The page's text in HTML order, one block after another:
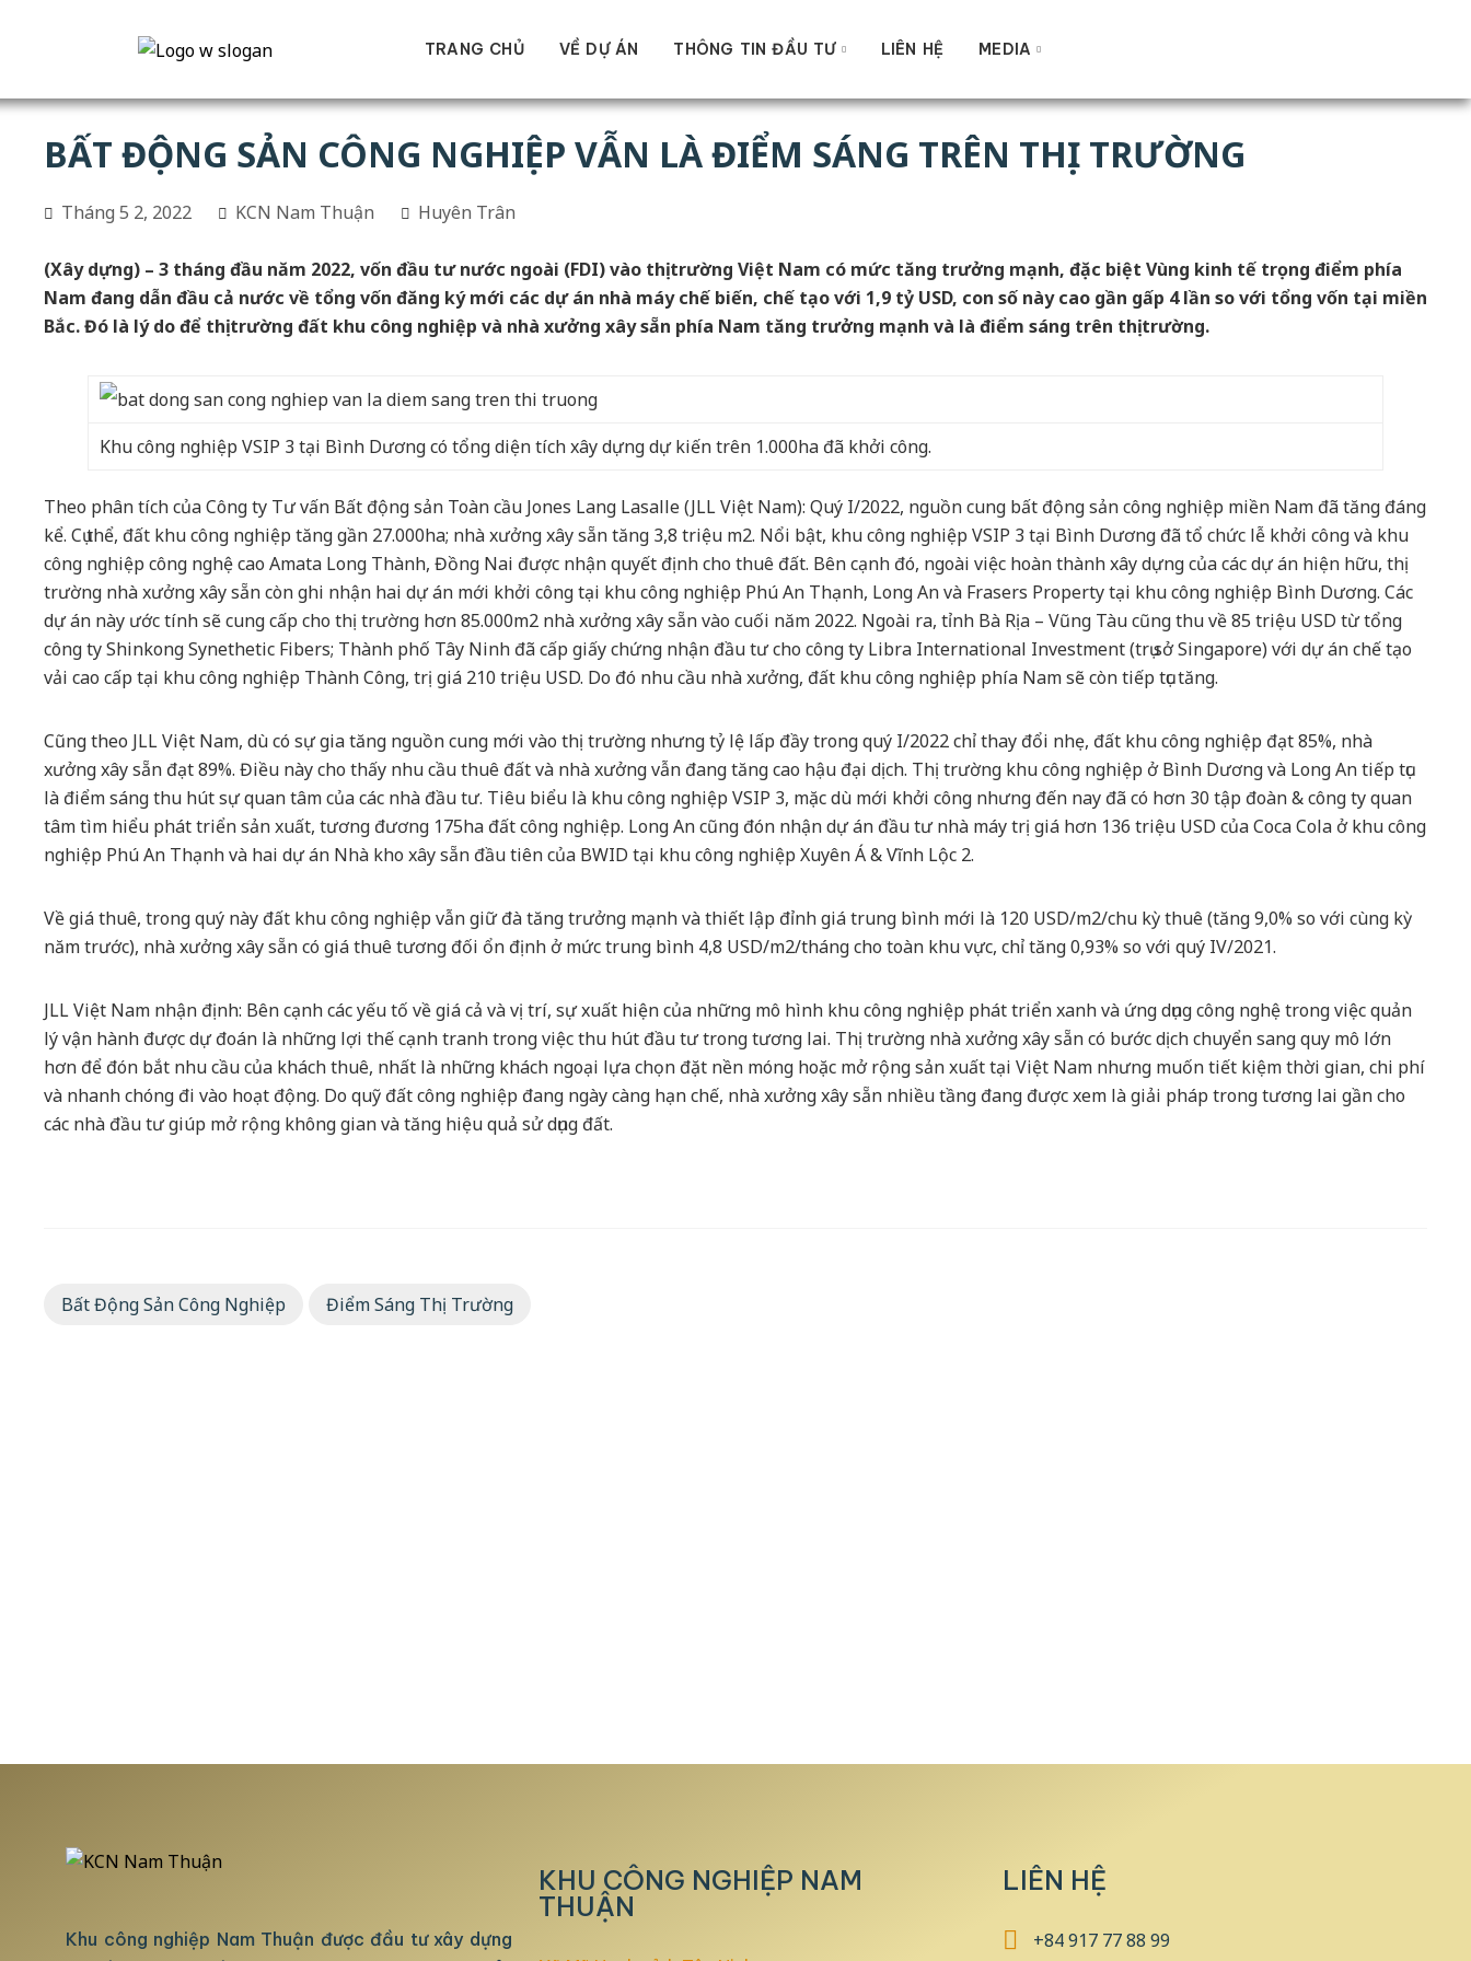
TRANG CHỦ VỀ DỰ ÁN THÔNG TIN ĐẦU TƯ LIÊN HỆ MEDIA
BẤT ĐỘNG SẢN CÔNG NGHIỆP VẪN LÀ ĐIỂM SÁNG TRÊN THỊ TRƯỜNG
Tháng 5 2, 2022 KCN Nam Thuận Huyên Trân
(Xây dựng) – 3 tháng đầu năm 2022, vốn đầu tư nước ngoài (FDI) vào thị trường Việt Nam có mức tăng trưởng mạnh, đặc biệt Vùng kinh tế trọng điểm phía
Nam đang dẫn đầu cả nước về tổng vốn đăng ký mới các dự án nhà máy chế biến, chế tạo với 1,9 tỷ USD, con số này cao gần gấp 4 lần so với tổng vốn tại miền
Bắc. Đó là lý do để thị trường đất khu công nghiệp và nhà xưởng xây sẵn phía Nam tăng trưởng mạnh và là điểm sáng trên thị trường.
Khu công nghiệp VSIP 3 tại Bình Dương có tổng diện tích xây dựng dự kiến trên 1.000ha đã khởi công.
Theo phân tích của Công ty Tư vấn Bất động sản Toàn cầu Jones Lang Lasalle (JLL Việt Nam): Quý I/2022, nguồn cung bất động sản công nghiệp miền Nam đã tăng đáng
kể. Cụ thể, đất khu công nghiệp tăng gần 27.000ha; nhà xưởng xây sẵn tăng 3,8 triệu m2. Nổi bật, khu công nghiệp VSIP 3 tại Bình Dương đã tổ chức lễ khởi công và khu
công nghiệp công nghệ cao Amata Long Thành, Đồng Nai được nhận quyết định cho thuê đất. Bên cạnh đó, ngoài việc hoàn thành xây dựng của các dự án hiện hữu, thị
trường nhà xưởng xây sẵn còn ghi nhận hai dự án mới khởi công tại khu công nghiệp Phú An Thạnh, Long An và Frasers Property tại khu công nghiệp Bình Dương. Các
dự án này ước tính sẽ cung cấp cho thị trường hơn 85.000m2 nhà xưởng xây sẵn vào cuối năm 2022. Ngoài ra, tỉnh Bà Rịa – Vũng Tàu cũng thu về 85 triệu USD từ tổng
công ty Shinkong Synethetic Fibers; Thành phố Tây Ninh đã cấp giấy chứng nhận đầu tư cho công ty Libra International Investment (trụ sở Singapore) với dự án chế tạo
vải cao cấp tại khu công nghiệp Thành Công, trị giá 210 triệu USD. Do đó nhu cầu nhà xưởng, đất khu công nghiệp phía Nam sẽ còn tiếp tục tăng.
Cũng theo JLL Việt Nam, dù có sự gia tăng nguồn cung mới vào thị trường nhưng tỷ lệ lấp đầy trong quý I/2022 chỉ thay đổi nhẹ, đất khu công nghiệp đạt 85%, nhà
xưởng xây sẵn đạt 89%. Điều này cho thấy nhu cầu thuê đất và nhà xưởng vẫn đang tăng cao hậu đại dịch. Thị trường khu công nghiệp ở Bình Dương và Long An tiếp tục
là điểm sáng thu hút sự quan tâm của các nhà đầu tư. Tiêu biểu là khu công nghiệp VSIP 3, mặc dù mới khởi công nhưng đến nay đã có hơn 30 tập đoàn & công ty quan
tâm tìm hiểu phát triển sản xuất, tương đương 175ha đất công nghiệp. Long An cũng đón nhận dự án đầu tư nhà máy trị giá hơn 136 triệu USD của Coca Cola ở khu công
nghiệp Phú An Thạnh và hai dự án Nhà kho xây sẵn đầu tiên của BWID tại khu công nghiệp Xuyên Á & Vĩnh Lộc 2.
Về giá thuê, trong quý này đất khu công nghiệp vẫn giữ đà tăng trưởng mạnh và thiết lập đỉnh giá trung bình mới là 120 USD/m2/chu kỳ thuê (tăng 9,0% so với cùng kỳ
năm trước), nhà xưởng xây sẵn có giá thuê tương đối ổn định ở mức trung bình 4,8 USD/m2/tháng cho toàn khu vực, chỉ tăng 0,93% so với quý IV/2021.
JLL Việt Nam nhận định: Bên cạnh các yếu tố về giá cả và vị trí, sự xuất hiện của những mô hình khu công nghiệp phát triển xanh và ứng dụng công nghệ trong việc quản
lý vận hành được dự đoán là những lợi thế cạnh tranh trong việc thu hút đầu tư trong tương lai. Thị trường nhà xưởng xây sẵn có bước dịch chuyển sang quy mô lớn
hơn để đón bắt nhu cầu của khách thuê, nhất là những khách ngoại lựa chọn đặt nền móng hoặc mở rộng sản xuất tại Việt Nam nhưng muốn tiết kiệm thời gian, chi phí
và nhanh chóng đi vào hoạt động. Do quỹ đất công nghiệp đang ngày càng hạn chế, nhà xưởng xây sẵn nhiều tầng đang được xem là giải pháp trong tương lai gần cho
các nhà đầu tư giúp mở rộng không gian và tăng hiệu quả sử dụng đất.
Bất Động Sản Công Nghiệp Điểm Sáng Thị Trường
Khu công nghiệp Nam Thuận được đầu tư xây dựng
KHU CÔNG NGHIỆP NAM
THUẬN
LIÊN HỆ
+84 917 77 88 99